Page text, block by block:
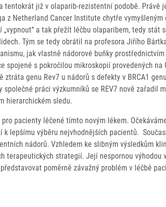
již v olaparib-rezistentní podobě. Právě
z Netherland Cancer Institute chytře
a tak přežít léčbu olaparibem, tedy
Tým se tedy obrátil na profesora Jiřího
jak vlastně nádorové buňky
s pokročilou mikroskopií provedených na
genu Rev7 u nádorů s defekty v BRCA1
práci výzkumníků se REV7 nově
hierarchickém sledu.
pacienty léčené tímto novým lékem.
lepšímu výběru nejvhodnějších pacientů.
nádorů. Vzhledem ke slibným výsledkům
terapeutických strategií. Její nespornou
poměrně závažný problém v léčbě